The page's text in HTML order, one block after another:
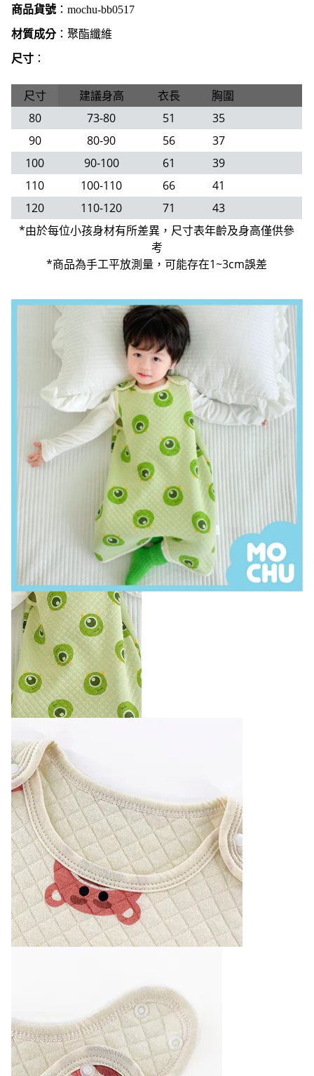
商品貨號： mochu-bb0517
材質成分：聚酯纖維
尺寸 ：
尺寸 建議身高 衣長
胸圍
80
73-80 51
35
90
80-90 56
37
100
90-100 61
39
110
100-110 66
41
120
110-120 71
43
*由於每位小孩身材有所差異，尺寸表年齡及身高僅供參
考
*商品為手工平放測量，可能存在1~3cm誤差